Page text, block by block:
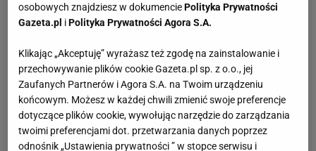
osobowych znajdziesz w dokumenciePolityka Prywatności
Gazeta.pl iPolityka Prywatności Agora S.A.
Klikając „Akceptuję” wyrażasz też zgodę na zainstalowanie i
przechowywanie plików cookie Gazeta.pl sp. z o.o., jej
Zaufanych Partnerów i Agora S.A. na Twoim urządzeniu
końcowym. Możesz w każdej chwili zmienić swoje preferencje
dotyczące plików cookie, wywołując narzędzie do zarządzania
twoimi preferencjami dot. przetwarzania danych poprzez
odnośnik „Ustawienia prywatności ” w stopce serwisu i